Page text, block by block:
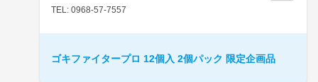
TEL: 0968-57-7557
ゴキファイタープロ 12個入 2個パック 限定企画品